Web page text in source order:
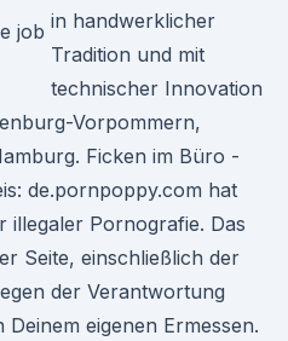
in handwerklicher
Tradition und mit
technischer Innovation
Vorpommern,
Ficken im Büro -
de.pornpoppy.com hat
illegaler Pornografie. Das
Seite, einschließlich der
der Verantwortung
eigenen Ermessen.